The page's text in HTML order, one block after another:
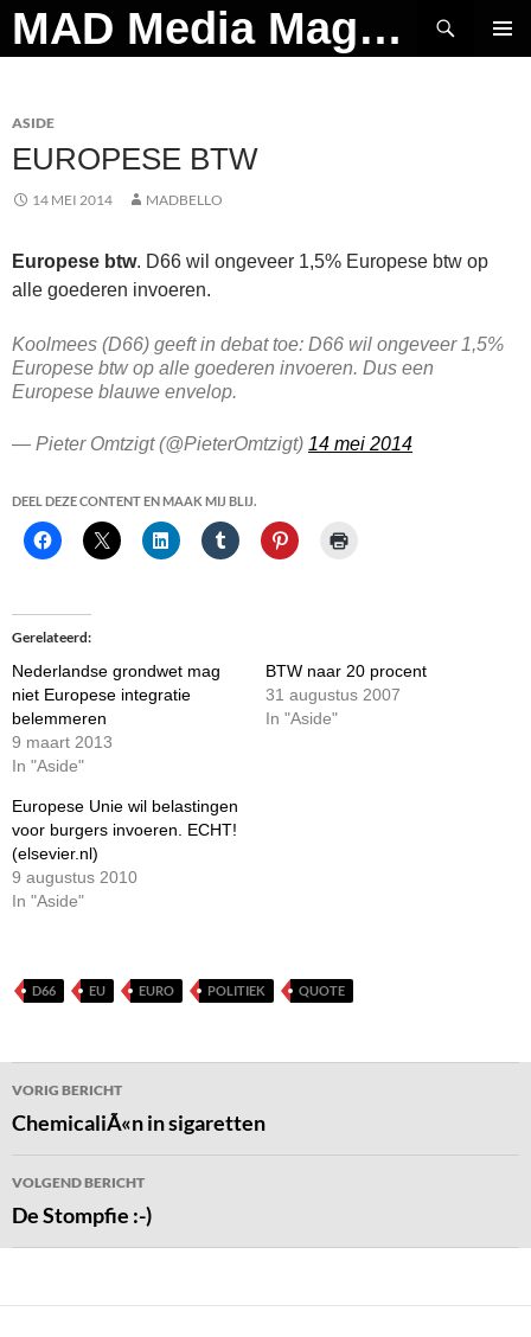
Ga
naar
MAD Media Magazine
Zoeken
ASIDE
EUROPESE BTW
14 MEI 2014 MADBELLO
Europese btw. D66 wil ongeveer 1,5% Europese btw op
alle goederen invoeren.
Koolmees (D66) geeft in debat toe: D66 wil ongeveer 1,5%
Europese btw op alle goederen invoeren. Dus een
Europese blauwe envelop.
— Pieter Omtzigt (@PieterOmtzigt) 14 mei 2014
DEEL DEZE CONTENT EN MAAK MIJ BLIJ.
Gerelateerd
Nederlandse grondwet mag
niet Europese integratie
belemmeren
9 maart 2013
In "Aside"
BTW naar 20 procent
31 augustus 2007
In "Aside"
Europese Unie wil belastingen
voor burgers invoeren. ECHT!
(elsevier.nl)
9 augustus 2010
In "Aside"
D66 EU EURO POLITIEK QUOTE
Bericht
navigatie
VORIG BERICHT
ChemicaliÃ«n in sigaretten
VOLGEND BERICHT
De Stompfie :-)